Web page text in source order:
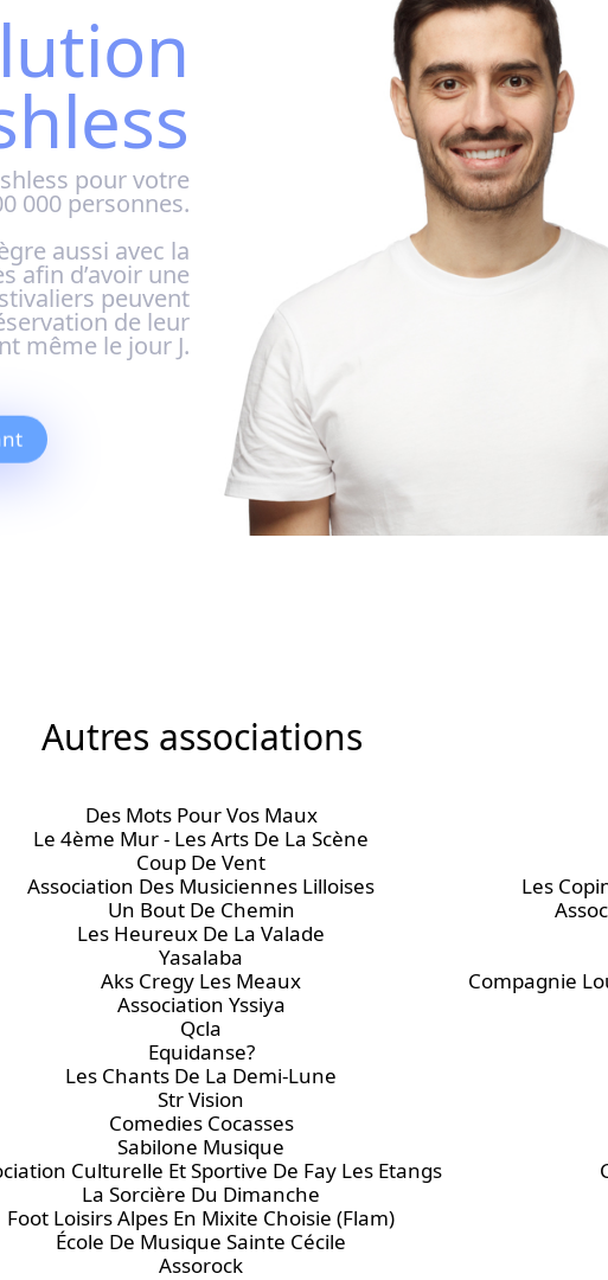
pour votre
000 personnes.
aussi avec la
afin d’avoir une
peuvent
de leur
même le jour J.
Autres associations
Des Mots Pour Vos Maux
Le 4ème Mur - Les Arts De La Scène
Coup De Vent
Association Des Musiciennes Lilloises
Un Bout De Chemin
Les Heureux De La Valade
Yasalaba
Aks Cregy Les Meaux
Association Yssiya
Qcla
Equidanse?
Les Chants De La Demi-Lune
Str Vision
Comedies Cocasses
Sabilone Musique
Culturelle Et Sportive De Fay Les Etangs
La Sorcière Du Dimanche
Foot Loisirs Alpes En Mixite Choisie (Flam)
École De Musique Sainte Cécile
Assorock
Les
Compagnie